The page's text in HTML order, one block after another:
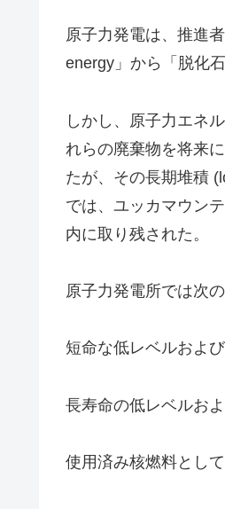
原子力発電は、推進
energy」から「脱化
しかし、原子力エネ
れらの廃棄物を将来
たが、その長期堆積
では、ユッカマウン
内に取り残された。
原子力発電所では次
短命な低レベルおよ
長寿命の低レベルお
使用済み核燃料とし